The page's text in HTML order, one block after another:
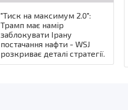
"Тиск на максимум 2.0":
Трамп має намір
заблокувати Ірану
постачання нафти - WSJ
розкриває деталі стратегії.